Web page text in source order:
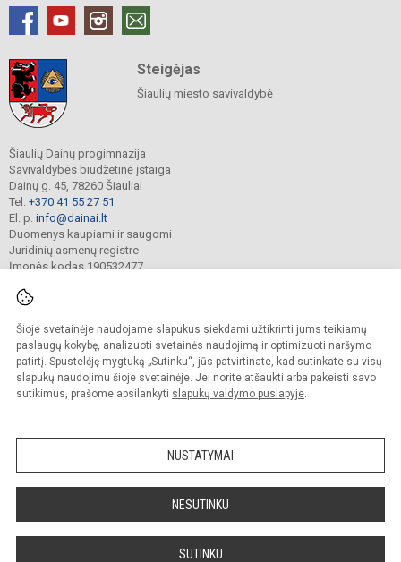
Šioje svetainėje naudojame slapukus siekdami užtikrinti jums teikiamų
paslaugų kokybę, analizuoti svetainės naudojimą ir optimizuoti naršymo
patirtį. Spustelėję mygtuką „Sutinku“, jūs patvirtinate, kad sutinkate su visų
slapukų naudojimu šioje svetainėje. Jei norite atšaukti arba pakeisti savo
sutikimus, prašome apsilankyti slapukų valdymo puslapyje.
NUSTATYMAI
NESUTINKU
SUTINKU
Steigėjas
Šiaulių miesto savivaldybė
Šiaulių Dainų progimnazija
Savivaldybės biudžetinė įstaiga
Dainų g. 45, 78260 Šiauliai
Tel. +370 41 55 27 51
El. p. info@dainai.lt
Duomenys kaupiami ir saugomi
Juridinių asmenų registre
Įmonės kodas 190532477
© 2023. Šiaulių Dainų progimnazija. Visos teisės saugomos.
Kopijuoti turinį be raštiško gimnazijos sutikimo griežtai draudžiama.
Prieinamumo paraiška Slapukų politika
Sumanus būdas atnaujinti